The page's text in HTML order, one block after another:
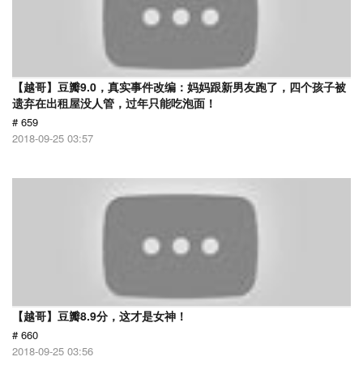
【越哥】豆瓣9.0，真实事件改编：妈妈跟新男友跑了，四个孩子被
遗弃在出租屋没人管，过年只能吃泡面！
# 659
2018-09-25 03:57
【越哥】豆瓣8.9分，这才是女神！
# 660
2018-09-25 03:56